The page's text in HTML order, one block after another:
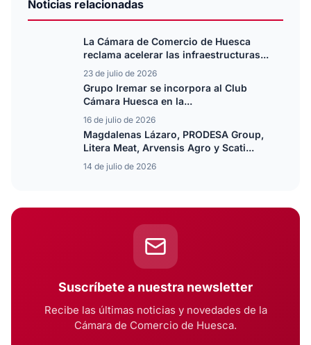
Noticias relacionadas
La Cámara de Comercio de Huesca
reclama acelerar las infraestructuras...
23 de julio de 2026
Grupo Iremar se incorpora al Club
Cámara Huesca en la...
16 de julio de 2026
Magdalenas Lázaro, PRODESA Group,
Litera Meat, Arvensis Agro y Scati...
14 de julio de 2026
Suscríbete a nuestra newsletter
Recibe las últimas noticias y novedades de la
Cámara de Comercio de Huesca.